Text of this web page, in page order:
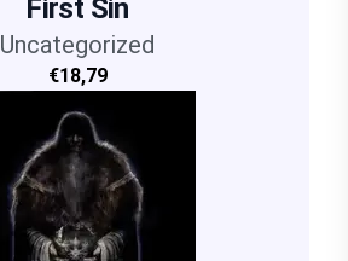
First Sin
Uncategorized
€18,79